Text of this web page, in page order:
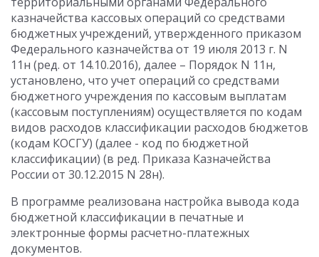
казначейства кассовых операций со средствами
бюджетных учреждений, утвержденного приказом
Федерального казначейства от 19 июля 2013 г. N
11н (ред. от 14.10.2016), далее – Порядок N 11н,
установлено, что учет операций со средствами
бюджетного учреждения по кассовым выплатам
(кассовым поступлениям) осуществляется по кодам
видов расходов классификации расходов бюджетов
(кодам КОСГУ) (далее - код по бюджетной
классификации) (в ред. Приказа Казначейства
России от 30.12.2015 N 28н).
В программе реализована настройка вывода кода
бюджетной классификации в печатные и
электронные формы расчетно-платежных
документов.